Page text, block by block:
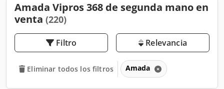
Amada Vipros 368 de segunda mano en
venta (220)
Filtro Relevancia
Eliminar todos los filtros Amada